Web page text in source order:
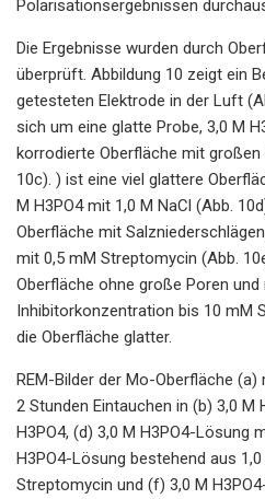
Polarisationsergebnissen
Die Ergebnisse wurden durch
überprüft. Abbildung 10 zeigt ein
getesteten Elektrode in der Luft
sich um eine glatte Probe, 3,0 M
korrodierte Oberfläche mit großen
10c). ) ist eine viel glattere
M H3PO4 mit 1,0 M NaCl (Abb.
Oberfläche mit
mit 0,5 mM Streptomycin (Abb.
Oberfläche ohne große Poren
Inhibitorkonzentration bis 10 mM
die Oberfläche glatter.
REM-Bilder der Mo-Oberfläche
2 Stunden Eintauchen in (b) 3,0 M
H3PO4, (d) 3,0 M H3PO4-Lösung
H3PO4-Lösung bestehend aus
Streptomycin und (f) 3,0 M